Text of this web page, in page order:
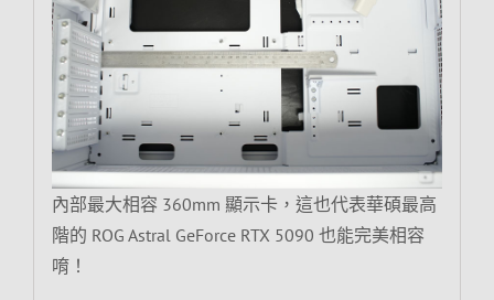
內部最大相容 360mm 顯示卡，這也代表華碩最高
階的 ROG Astral GeForce RTX 5090 也能完美相容
唷！